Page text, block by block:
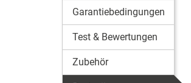
Garantiebedingungen
Test & Bewertungen
Zubehör